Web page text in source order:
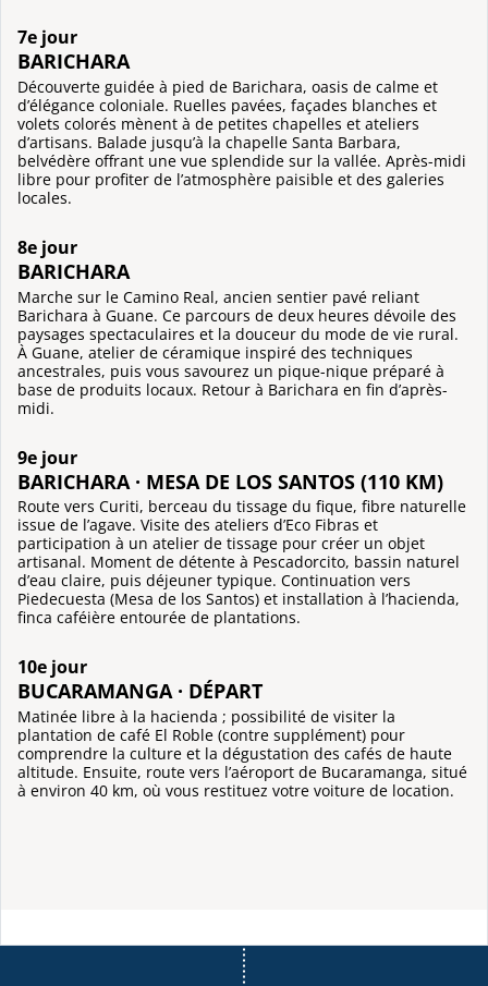
7e jour
BARICHARA
Découverte guidée à pied de Barichara, oasis de calme et
d’élégance coloniale. Ruelles pavées, façades blanches et
volets colorés mènent à de petites chapelles et ateliers
d’artisans. Balade jusqu’à la chapelle Santa Barbara,
belvédère offrant une vue splendide sur la vallée. Après-midi
libre pour profiter de l’atmosphère paisible et des galeries
locales.
8e jour
BARICHARA
Marche sur le Camino Real, ancien sentier pavé reliant
Barichara à Guane. Ce parcours de deux heures dévoile des
paysages spectaculaires et la douceur du mode de vie rural.
À Guane, atelier de céramique inspiré des techniques
ancestrales, puis vous savourez un pique-nique préparé à
base de produits locaux. Retour à Barichara en fin d’après-
midi.
9e jour
BARICHARA · MESA DE LOS SANTOS (110 KM)
Route vers Curiti, berceau du tissage du fique, fibre naturelle
issue de l’agave. Visite des ateliers d’Eco Fibras et
participation à un atelier de tissage pour créer un objet
artisanal. Moment de détente à Pescadorcito, bassin naturel
d’eau claire, puis déjeuner typique. Continuation vers
Piedecuesta (Mesa de los Santos) et installation à l’hacienda,
finca caféière entourée de plantations.
10e jour
BUCARAMANGA · DÉPART
Matinée libre à la hacienda ; possibilité de visiter la
plantation de café El Roble (contre supplément) pour
comprendre la culture et la dégustation des cafés de haute
altitude. Ensuite, route vers l’aéroport de Bucaramanga, situé
à environ 40 km, où vous restituez votre voiture de location.